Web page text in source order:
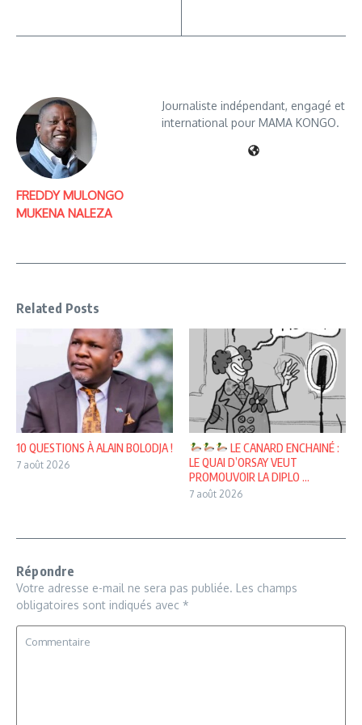
FREDDY MULONGO
MUKENA NALEZA
Journaliste indépendant, engagé et
international pour MAMA KONGO.
Related Posts
10 QUESTIONS À ALAIN BOLODJA !
7 août 2026
LE CANARD ENCHAINÉ :
LE QUAI D’ORSAY VEUT
PROMOUVOIR LA DIPLO ...
7 août 2026
Répondre
Votre adresse e-mail ne sera pas publiée. Les champs
obligatoires sont indiqués avec *